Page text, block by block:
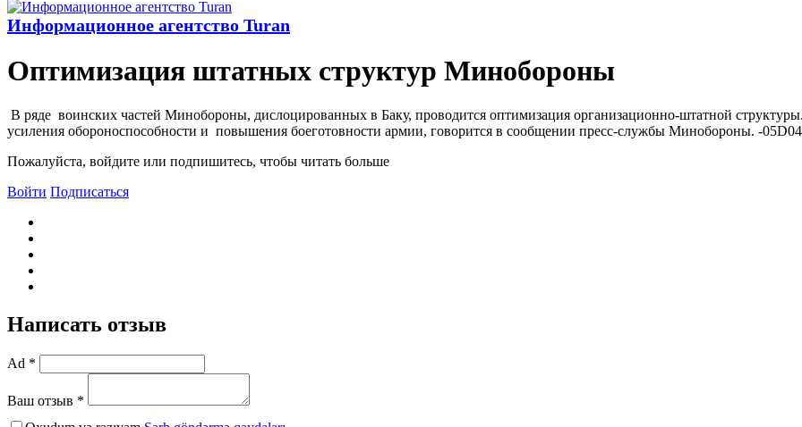
Информационное агентство Turan
Оптимизация штатных структур Минобороны
В ряде воинских частей Минобороны, дислоцированных в Баку, проводится оптимизация организационно-штатной
усиления обороноспособности и повышения боеготовности армии, говорится в сообщении пресс-службы Минобороны. -
Пожалуйста, войдите или подпишитесь, чтобы читать больше
Войти Подписаться
Написать отзыв
Ad *
Ваш отзыв *